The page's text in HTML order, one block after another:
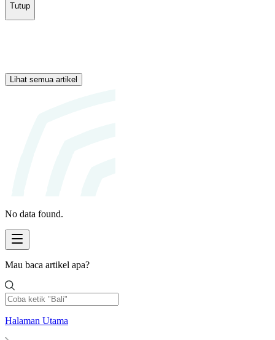
Tutup
Lihat semua artikel
No data found.
Mau baca artikel apa?
Halaman Utama